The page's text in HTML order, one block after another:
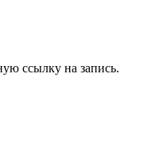
ссылку на запись.